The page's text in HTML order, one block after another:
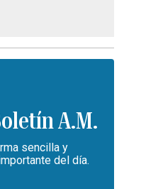
A.M.
sencilla y
del día.